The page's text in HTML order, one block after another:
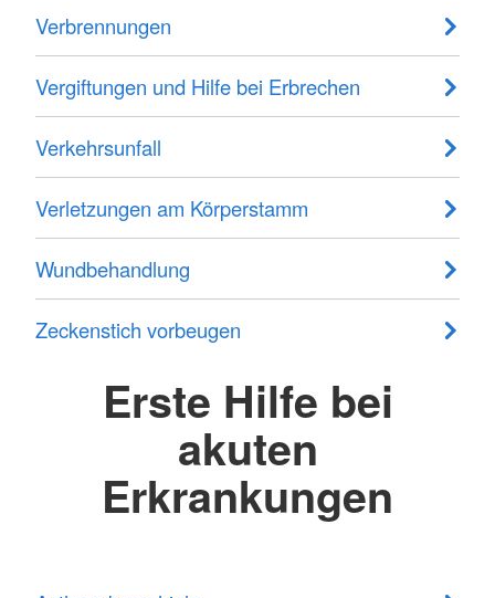
Verbrennungen
Vergiftungen und Hilfe bei Erbrechen
Verkehrsunfall
Verletzungen am Körperstamm
Wundbehandlung
Zeckenstich vorbeugen
Erste Hilfe bei
akuten
Erkrankungen